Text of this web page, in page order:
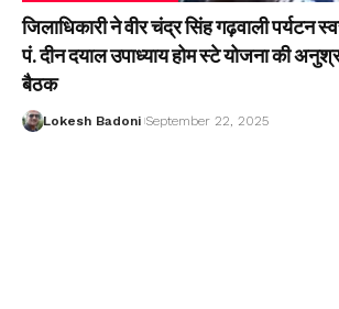
जिलाधिकारी ने वीर चंद्र सिंह गढ़वाली पर्यटन
पं. दीन दयाल उपाध्याय होम स्टे योजना की
बैठक
Lokesh Badoni September 22, 2025